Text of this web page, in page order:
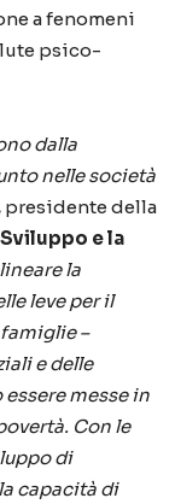
a fenomeni
psico-
dalla
nelle società
presidente della
e la
la
leve per il
–
e delle
messe in
Con le
di
capacità di